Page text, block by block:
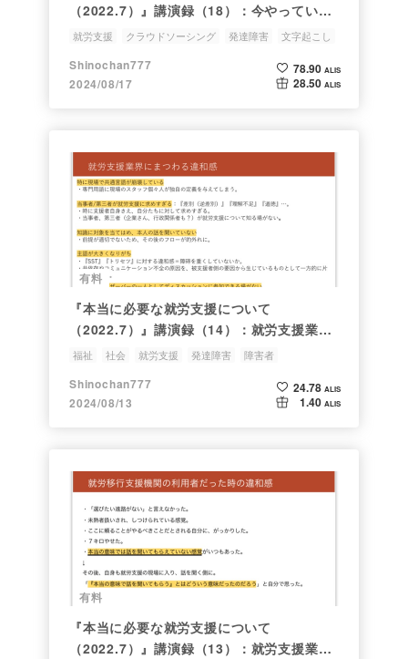
（2022.7）』講演録（18）：今やっている
こと（クラウドソーシング＆文字起こしの家
トーク）
就労支援 クラウドソーシング 発達障害
文字起こし
在宅ワーク
Shinochan777
2024/08/17
78.90 ALIS
28.50 ALIS
有料
『本当に必要な就労支援について
（2022.7）』講演録（14）：就労支援業界
にまつわる違和感②
福祉 社会 就労支援 発達障害 障害者
Shinochan777
2024/08/13
24.78 ALIS
1.40 ALIS
有料
『本当に必要な就労支援について
（2022.7）』講演録（13）：就労支援業界